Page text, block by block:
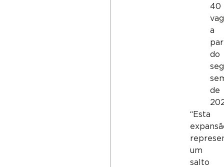
40
a
do
de
“Esta
um
salto